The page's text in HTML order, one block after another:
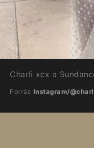
Charli xcx a
Forrás Instagram/